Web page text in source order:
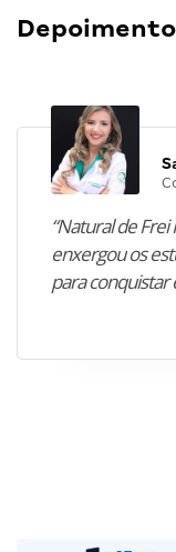
“Natural de Frei
enxergou os
para conquistar